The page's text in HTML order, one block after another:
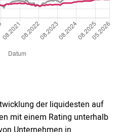
der liquidesten auf
mit einem Rating unterhalb